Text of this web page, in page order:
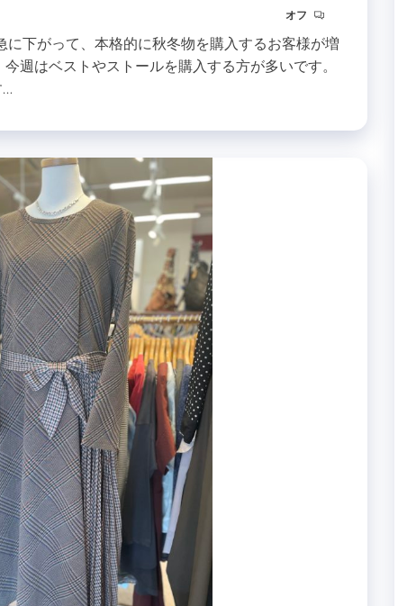
オフ
に下がって、本格的に秋冬物を購入するお客様が増
週はベストやストールを購入する方が多いです。
…